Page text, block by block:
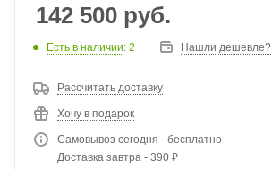
142 500 руб.
Есть в наличии: 2 Нашли дешевле?
Рассчитать доставку
Хочу в подарок
Самовывоз сегодня - бесплатно
Доставка завтра - 390 ₽